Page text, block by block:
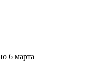
6 марта